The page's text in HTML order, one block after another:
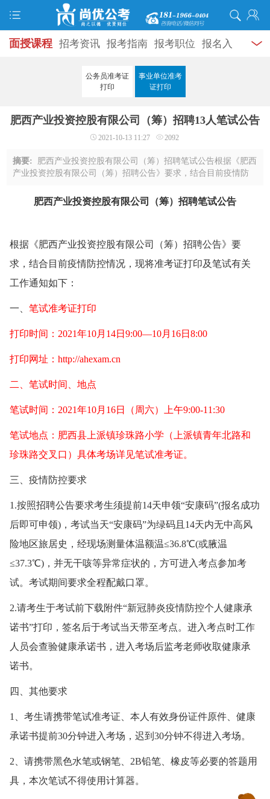
面授课程 招考资讯 报考指南 报考职位 报名入
成绩查询 面试公告 录用公示
模拟试题 历年真题
政热点 视频课堂 学员风采 名师团队 考试专题
公务员准考证
打印
事业单位准考
证打印
肥西产业投资控股有限公司（筹）招聘13人笔试公告
2021-10-13 11:27 2092
摘要: 肥西产业投资控股有限公司（筹）招聘笔试公告根据《肥西
产业投资控股有限公司（筹）招聘公告》要求，结合目前疫情防
考证打印打印时间：2021年10月14日9:00 ...
肥西产业投资控股有限公司（筹）招聘笔试公告
根据《肥西产业投资控股有限公司（筹）招聘公告》要
求，结合目前疫情防控情况，现将准考证打印及笔试有关
工作通知如下：
一、笔试准考证打印
打印时间：2021年10月14日9:00—10月16日8:00
打印网址：http://ahexam.cn
二、笔试时间、地点
笔试时间：2021年10月16日（周六）上午9:00-11:30
笔试地点：肥西县上派镇珍珠路小学（上派镇青年北路和
珍珠路交叉口）具体考场详见笔试准考证。
三、疫情防控要求
1.按照招聘公告要求考生须提前14天申领“安康码”(报名成功
后即可申领)，考试当天“安康码”为绿码且14天内无中高风
险地区旅居史，经现场测量体温额温≤36.8℃(或腋温
≤37.3℃)，并无干咳等异常症状的，方可进入考点参加考
试。考试期间要求全程配戴口罩。
2.请考生于考试前下载附件“新冠肺炎疫情防控个人健康承
诺书”打印，签名后于考试当天带至考点。进入考点时工作
人员会查验健康承诺书，进入考场后监考老师收取健康承
诺书。
四、其他要求
1、考生请携带笔试准考证、本人有效身份证件原件、健康
承诺书提前30分钟进入考场，迟到30分钟不得进入考场。
2、请携带黑色水笔或钢笔、2B铅笔、橡皮等必要的答题用
具，本次笔试不得使用计算器。